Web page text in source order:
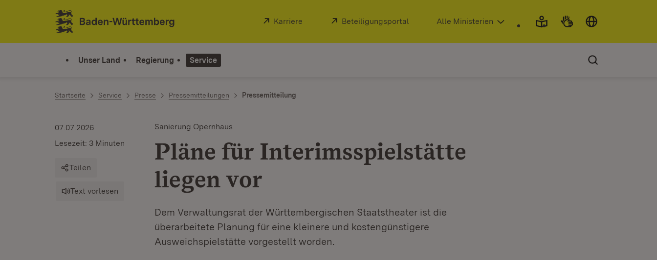
Zum Inhalt springen
Link zur Startseite
Extern:
Karriere (Öffnet in neuem Fenster)
Extern:
Beteiligungsportal (Öffnet in neuem Fenster)
Alle Ministerien
Unser Land Regierung Service
Startseite Service Presse Pressemitteilungen Pressemitteilung
Sanierung Opernhaus
Pläne für Interimsspielstätte
liegen vor
Dem Verwaltungsrat der Württembergischen Staatstheater ist die
überarbeitete Planung für eine kleinere und kostengünstigere
Ausweichspielstätte vorgestellt worden.
07.07.2026
Lesezeit: 3 Minuten
Teilen
Text vorlesen